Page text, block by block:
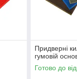
Придверні
гумовій
Готово до